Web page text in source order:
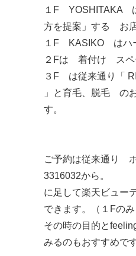
１F YOSHITAKA
方を提案」する お
１F KASIKO はハ
２Fは 着付け スペ
３F は従来通り「
」と育毛、脱毛 の
す。
ご予約は従来通り
3316032から。
に足して楽天ビュー
できます。（１Fのみ
その時の目的と
みるのもおすすめです